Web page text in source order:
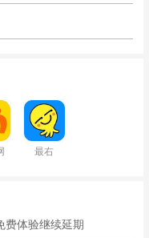
最右
费体验继续延期